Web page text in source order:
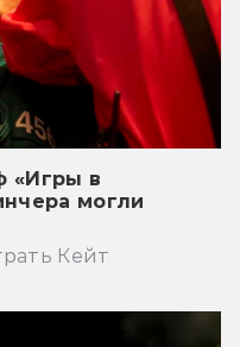
«Игры в
могли
Кейт